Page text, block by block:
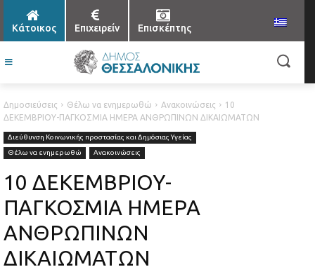
Κάτοικος Επιχειρείν Επισκέπτης
Δημοσιεύσεις Θέλω να ενημερωθώ Ανακοινώσεις
10
ΔΕΚΕΜΒΡΙΟΥ-ΠΑΓΚΟΣΜΙΑ ΗΜΕΡΑ ΑΝΘΡΩΠΙΝΩΝ ΔΙΚΑΙΩΜΑΤΩΝ
Διεύθυνση Κοινωνικής προστασίας και Δημόσιας Υγείας
Θέλω να ενημερωθώ
Ανακοινώσεις
10 ΔΕΚΕΜΒΡΙΟΥ-
ΠΑΓΚΟΣΜΙΑ ΗΜΕΡΑ
ΑΝΘΡΩΠΙΝΩΝ
ΔΙΚΑΙΩΜΑΤΩΝ